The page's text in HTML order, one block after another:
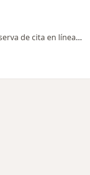
Este especialista no ofrece reserva de cita en línea en esta dirección.